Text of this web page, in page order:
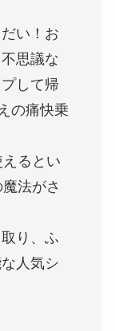
い！お
思議な
して帰
の痛快乗
るとい
法がさ
り、ふ
人気シ